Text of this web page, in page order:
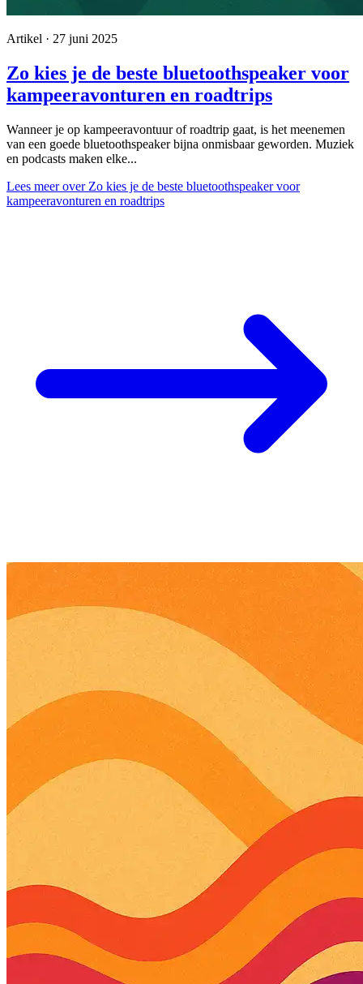
Artikel · 27 juni 2025
Zo kies je de beste bluetoothspeaker voor
kampeeravonturen en roadtrips
Wanneer je op kampeeravontuur of roadtrip gaat, is het meenemen
van een goede bluetoothspeaker bijna onmisbaar geworden. Muziek
en podcasts maken elke...
Lees meerover Zo kies je de beste bluetoothspeaker voor
kampeeravonturen en roadtrips